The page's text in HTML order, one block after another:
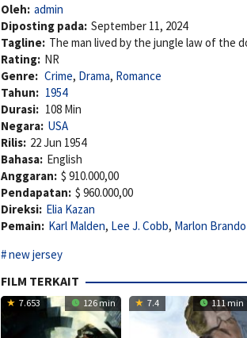
Oleh: admin
Diposting pada: September 11, 2024
Tagline: The man lived by the jungle law of the
Rating: NR
Genre: Crime, Drama, Romance
Tahun: 1954
Durasi: 108 Min
Negara: USA
Rilis: 22 Jun 1954
Bahasa: English
Anggaran: $ 910.000,00
Pendapatan: $ 960.000,00
Direksi: Elia Kazan
Pemain: Karl Malden, Lee J. Cobb, Marlon Brando
new jersey
FILM TERKAIT
7.653 126 min 7.4 111 min